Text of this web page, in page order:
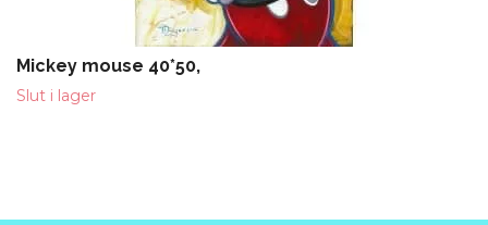
Mickey mouse 40*50,
Slut i lager